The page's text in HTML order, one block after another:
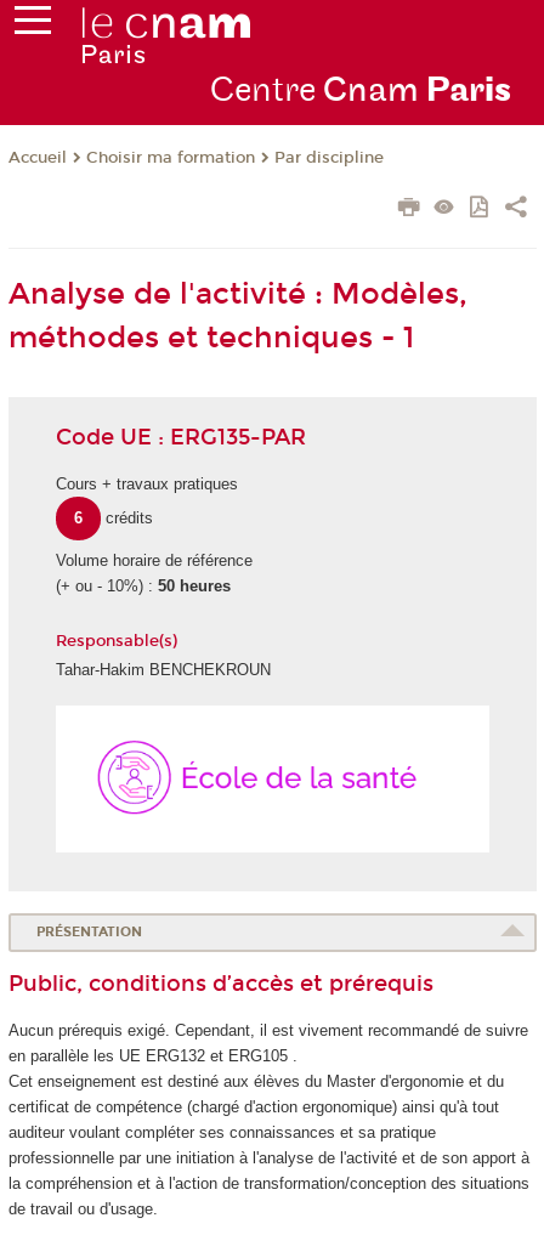
Centre Cnam Paris
Accueil Choisir ma formation Par discipline
Analyse de l'activité : Modèles,
méthodes et techniques - 1
Code UE : ERG135-PAR
Cours + travaux pratiques
6
crédits
Volume horaire de référence
(+ ou - 10%) : 50 heures
Responsable(s)
Tahar-Hakim BENCHEKROUN
PRÉSENTATION
Public, conditions d’accès et prérequis
Aucun prérequis exigé. Cependant, il est vivement recommandé de suivre
en parallèle les UE ERG132 et ERG105 .
Cet enseignement est destiné aux élèves du Master d'ergonomie et du
certificat de compétence(chargé d'action ergonomique) ainsi qu'à tout
auditeur voulant compléter ses connaissances et sa pratique
professionnelle par une initiation à l'analyse de l'activité et de son apport à
la compréhension et à l'action de transformation/conception des situations
de travail ou d'usage.